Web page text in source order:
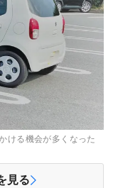
ける機会が多くなった
見る